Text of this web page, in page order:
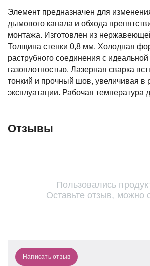
Элемент предназначен для
дымового канала и обхода
монтажа. Изготовлен из
Толщина стенки 0,8 мм. Холодная
раструбного соединения с
газоплотностью. Лазерная сварка
тонкий и прочный шов, увеличивая в
эксплуатации. Рабочая температура
Отзывы
Пользовались
Оставьте отзыв, можно
Написать отзыв